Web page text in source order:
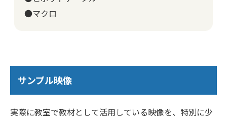
●マクロ
サンプル映像
実際に教室で教材として活用している映像を、特別に少